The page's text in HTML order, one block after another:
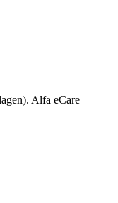
Alfa eCare